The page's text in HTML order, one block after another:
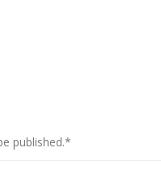
published.*